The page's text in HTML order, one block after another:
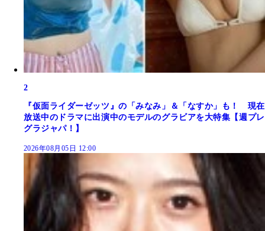
2
『仮面ライダーゼッツ』の「みなみ」＆「なすか」も！ 現在
放送中のドラマに出演中のモデルのグラビアを大特集【週プレ
グラジャパ！】
2026年08月05日 12:00